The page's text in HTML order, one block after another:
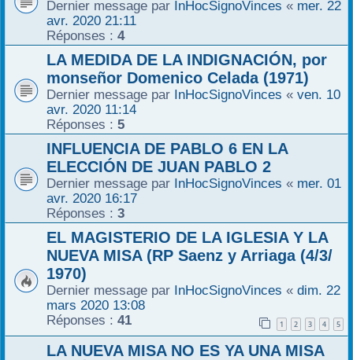
Dernier message par InHocSignoVinces « mer. 22
avr. 2020 21:11
Réponses : 4
LA MEDIDA DE LA INDIGNACIÓN, por
monseñor Domenico Celada (1971)
Dernier message par InHocSignoVinces « ven. 10
avr. 2020 11:14
Réponses : 5
INFLUENCIA DE PABLO 6 EN LA
ELECCIÓN DE JUAN PABLO 2
Dernier message par InHocSignoVinces « mer. 01
avr. 2020 16:17
Réponses : 3
EL MAGISTERIO DE LA IGLESIA Y LA
NUEVA MISA (RP Saenz y Arriaga (4/3/
1970)
Dernier message par InHocSignoVinces « dim. 22
mars 2020 13:08
Réponses : 41 1 2 3 4 5
LA NUEVA MISA NO ES YA UNA MISA